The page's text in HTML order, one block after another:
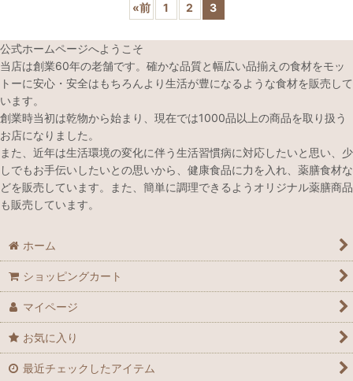
«前 1 2 3
公式ホームページへようこそ
当店は創業60年の老舗です。確かな品質と幅広い品揃えの食材をモッ
トーに安心・安全はもちろんより生活が豊になるような食材を販売して
います。
創業時当初は乾物から始まり、現在では1000品以上の商品を取り扱う
お店になりました。
また、近年は生活環境の変化に伴う生活習慣病に対応したいと思い、少
しでもお手伝いしたいとの思いから、健康食品に力を入れ、薬膳食材な
どを販売しています。また、簡単に調理できるようオリジナル薬膳商品
も販売しています。
ホーム
ショッピングカート
マイページ
お気に入り
最近チェックしたアイテム